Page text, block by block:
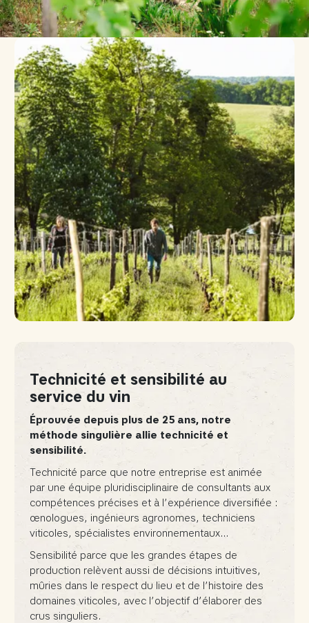
NOS CLIENTS
UNE STRUCTURE PROCHE DES CLIENTS
DES CLIENTS DE TOUS HORIZONS
NOS RÉFÉRENCES
ACTUALITÉS
Technicité et sensibilité au
service du vin
Éprouvée depuis plus de 25 ans, notre
méthode singulière allie technicité et
sensibilité.
Technicité parce que notre entreprise est animée
par une équipe pluridisciplinaire de consultants aux
compétences précises et à l’expérience diversifiée :
œnologues, ingénieurs agronomes, techniciens
viticoles, spécialistes environnementaux…
Sensibilité parce que les grandes étapes de
production relèvent aussi de décisions intuitives,
mûries dans le respect du lieu et de l’histoire des
domaines viticoles, avec l’objectif d’élaborer des
crus singuliers.